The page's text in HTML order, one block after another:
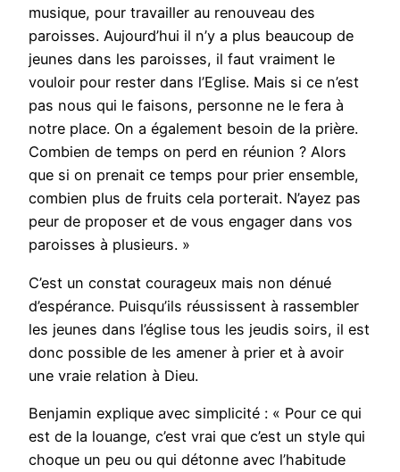
musique, pour travailler au renouveau des
paroisses. Aujourd’hui il n’y a plus beaucoup de
jeunes dans les paroisses, il faut vraiment le
vouloir pour rester dans l’Eglise. Mais si ce n’est
pas nous qui le faisons, personne ne le fera à
notre place. On a également besoin de la prière.
Combien de temps on perd en réunion ? Alors
que si on prenait ce temps pour prier ensemble,
combien plus de fruits cela porterait. N’ayez pas
peur de proposer et de vous engager dans vos
paroisses à plusieurs. »
C’est un constat courageux mais non dénué
d’espérance. Puisqu’ils réussissent à rassembler
les jeunes dans l’église tous les jeudis soirs, il est
donc possible de les amener à prier et à avoir
une vraie relation à Dieu.
Benjamin explique avec simplicité : « Pour ce qui
est de la louange, c’est vrai que c’est un style qui
choque un peu ou qui détonne avec l’habitude